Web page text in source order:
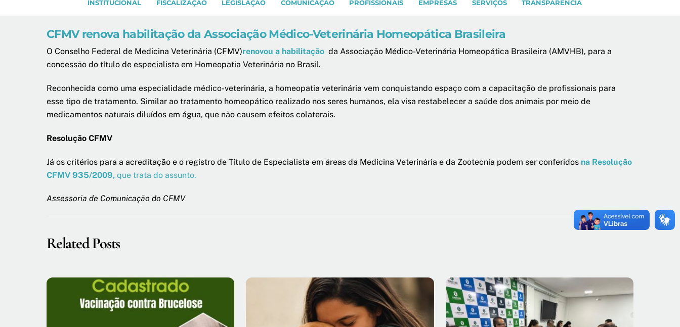
INSTITUCIONAL FISCALIZAÇÃO LEGISLAÇÃO COMUNICAÇÃO PROFISSIONAIS EMPRESAS SERVIÇOS TRANSPARÊNCIA
CFMV renova habilitação da Associação Médico-Veterinária Homeopática Brasileira
O Conselho Federal de Medicina Veterinária (CFMV)renovou a habilitação da Associação Médico-Veterinária Homeopática Brasileira (AMVHB), para a
concessão do título de especialista em Homeopatia Veterinária no Brasil.
Reconhecida como uma especialidade médico-veterinária, a homeopatia veterinária vem conquistando espaço com a capacitação de profissionais para
esse tipo de tratamento. Similar ao tratamento homeopático realizado nos seres humanos, ela visa restabelecer a saúde dos animais por meio de
medicamentos naturais diluídos em água, que não causem efeitos colaterais.
Resolução CFMV
Já os critérios para a acreditação e o registro de Título de Especialista em áreas da Medicina Veterinária e da Zootecnia podem ser conferidos na Resolução
CFMV 935/2009, que trata do assunto.
Assessoria de Comunicação do CFMV
Related Posts